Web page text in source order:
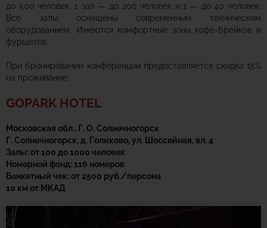
до 500 человек, 1 зал — до 200 человек и 1 — до 40 человек.
Все залы оснащены современным техническим
оборудованием. Имеются комфортные зоны кофе-брейков и
фуршетов.
При бронировании конференции предоставляется скидка 15%
на проживание.
GOPARK HOTEL
Московская обл., Г. О. Солнечногорск
Г. Солнечногорск, д. Голиково, ул. Шоссейная, вл. 4
Залы: от 100 до 1000 человек
Номерной фонд: 116 номеров
Банкетный чек: от 2500 руб./персона
10 км от МКАД